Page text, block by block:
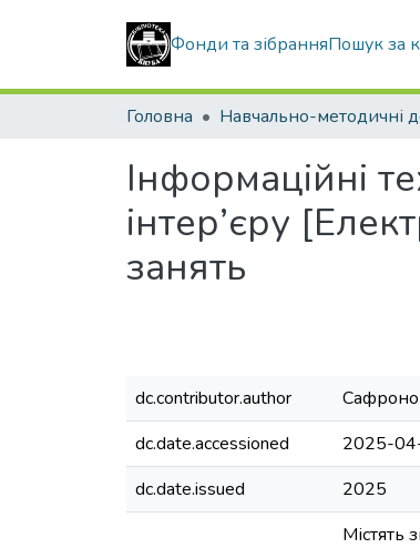
Фонди та зібранняПошук за
Головна
Інформаційні
інтер’єру
занять
dc.contributor.author
dc.date.accessioned
2025-
dc.date.issued
2025
Містять